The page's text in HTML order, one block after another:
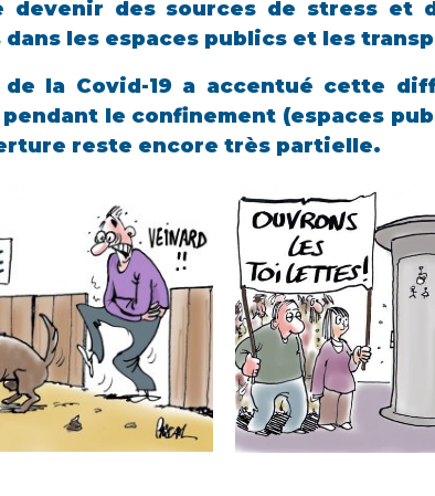
des sources de stress et
les espaces publics et les
de la Covid-19 a accentué cette
le confinement (espaces
reste encore très partielle.